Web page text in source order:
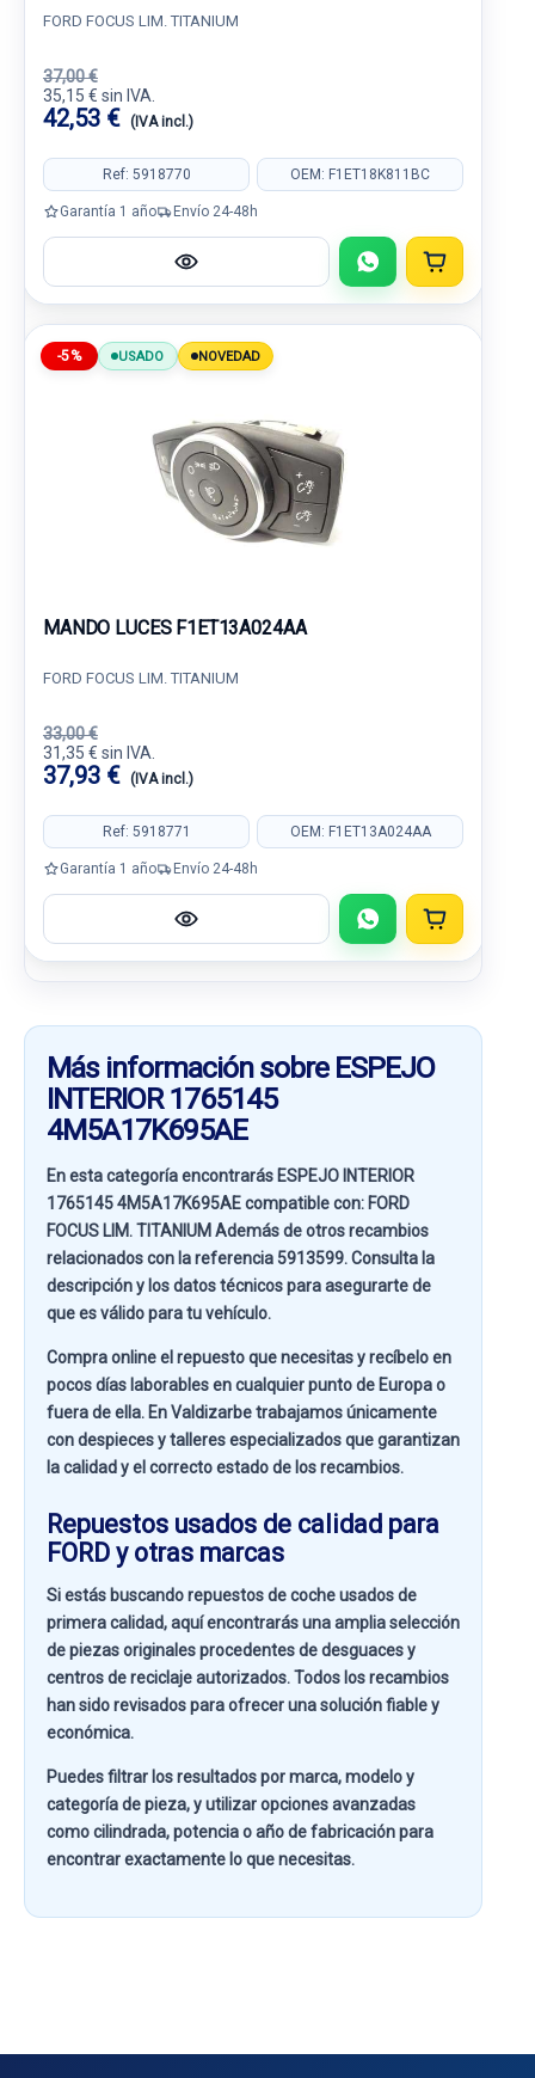
FORD FOCUS LIM. TITANIUM
37,00 €
35,15 € sin IVA.
42,53 € (IVA incl.)
Ref: 5918770 OEM: F1ET18K811BC
Garantía 1 año Envío 24-48h
-5% USADO NOVEDAD
MANDO LUCES F1ET13A024AA
FORD FOCUS LIM. TITANIUM
33,00 €
31,35 € sin IVA.
37,93 € (IVA incl.)
Ref: 5918771 OEM: F1ET13A024AA
Garantía 1 año Envío 24-48h
Más información sobre ESPEJO
INTERIOR 1765145
4M5A17K695AE
En esta categoría encontrarás ESPEJO INTERIOR
1765145 4M5A17K695AE compatible con: FORD
FOCUS LIM. TITANIUM Además de otros recambios
relacionados con la referencia 5913599. Consulta la
descripción y los datos técnicos para asegurarte de
que es válido para tu vehículo.
Compra online el repuesto que necesitas y recíbelo en
pocos días laborables en cualquier punto de Europa o
fuera de ella. EnValdizarbetrabajamos únicamente
con despieces y talleres especializados que garantizan
la calidad y el correcto estado de los recambios.
Repuestos usados de calidad para
FORD y otras marcas
Si estás buscandorepuestos de coche usados de
primera calidad, aquí encontrarás una amplia selección
de piezas originales procedentes de desguaces y
centros de reciclaje autorizados. Todos los recambios
han sido revisados para ofrecer una solución fiable y
económica.
Puedes filtrar los resultados pormarca, modelo y
categoría de pieza, y utilizar opciones avanzadas
comocilindrada, potencia o año de fabricaciónpara
encontrar exactamente lo que necesitas.